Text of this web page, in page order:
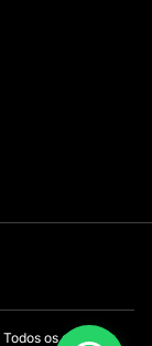
os direitos